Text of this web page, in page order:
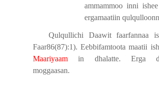
ammammoo inni
ergamaatiin
Qulqullichi Daawit faarfannaa
Faar86(87):1). Eebbifamtoota maatii
Maariyaam in dhalatte. Erga
moggaasan.